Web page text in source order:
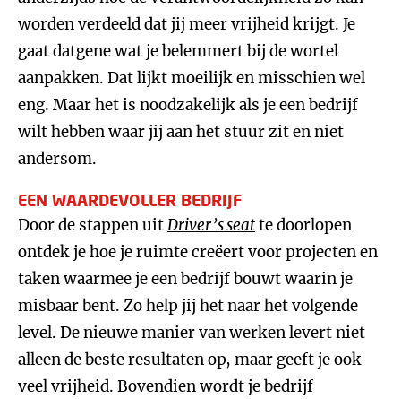
worden verdeeld dat jij meer vrijheid krijgt. Je
gaat datgene wat je belemmert bij de wortel
aanpakken. Dat lijkt moeilijk en misschien wel
eng. Maar het is noodzakelijk als je een bedrijf
wilt hebben waar jij aan het stuur zit en niet
andersom.
EEN WAARDEVOLLER BEDRIJF
Door de stappen uitDriver’s seatte doorlopen
ontdek je hoe je ruimte creëert voor projecten en
taken waarmee je een bedrijf bouwt waarin je
misbaar bent. Zo help jij het naar het volgende
level. De nieuwe manier van werken levert niet
alleen de beste resultaten op, maar geeft je ook
veel vrijheid. Bovendien wordt je bedrijf